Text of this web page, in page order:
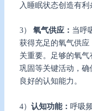
入睡眠状态创造有利
3） 氧气供应： 当呼
获得充足的氧气供
关重要。足够的氧
巩固等关键活动，
良好的认知能力。
4） 认知功能： 呼吸